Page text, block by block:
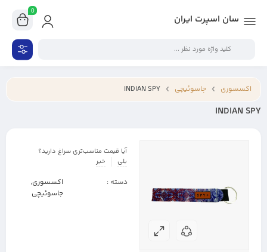
سان اسپرت ایران
0
اکسسوری جاسوئیچی INDIAN SPY
INDIAN SPY
آیا قیمت مناسب‌تری سراغ دارید؟
بلی
خیر
دسته : اکسسوری,
جاسوئیچی